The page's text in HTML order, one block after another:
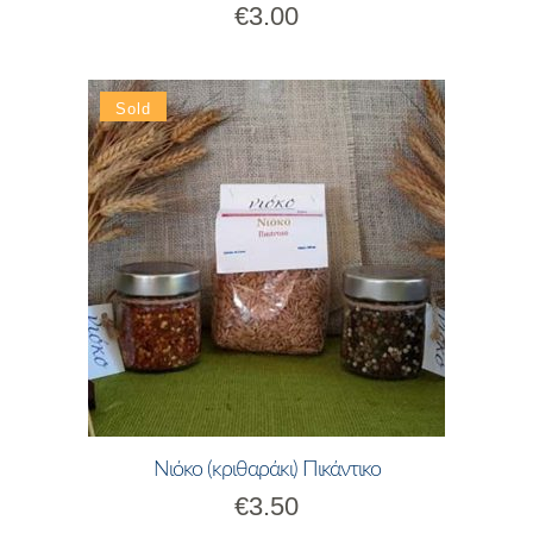
€3.00
Νιόκο (κριθαράκι) Πικάντικο
€3.50